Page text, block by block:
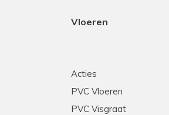
Vloeren
Acties
PVC Vloeren
PVC Visgraat